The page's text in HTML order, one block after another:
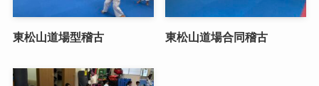
東松山道場型稽古 東松山道場合同稽古